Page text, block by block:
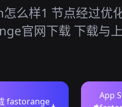
么样1 节点经过优化
官网下载 下载与
fastorange
App